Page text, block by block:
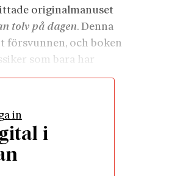
originalmanuset
tolv på dagen. Denna
försvunnen, och boken
som bara har
under 1930-talets
avlägger han till slut
mot
agerande, men ett
in
i